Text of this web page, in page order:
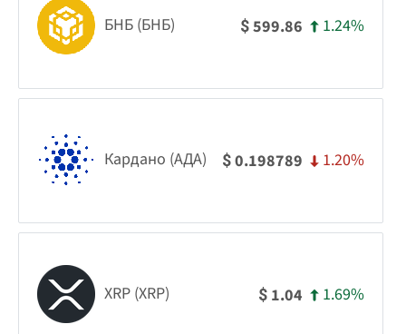
БНБ (БНБ) $599.86 1.24%
Кардано (АДА) $0.198789 1.20%
XRP (XRP) $ 1.04 1.69%